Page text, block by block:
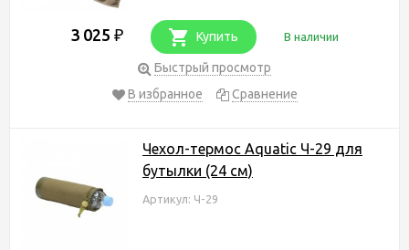
3 025 ₽ Купить В наличии
Быстрый просмотр
В избранное
Сравнение
Чехол-термос Aquatic Ч-29 для
бутылки (24 см)
Артикул: Ч-29